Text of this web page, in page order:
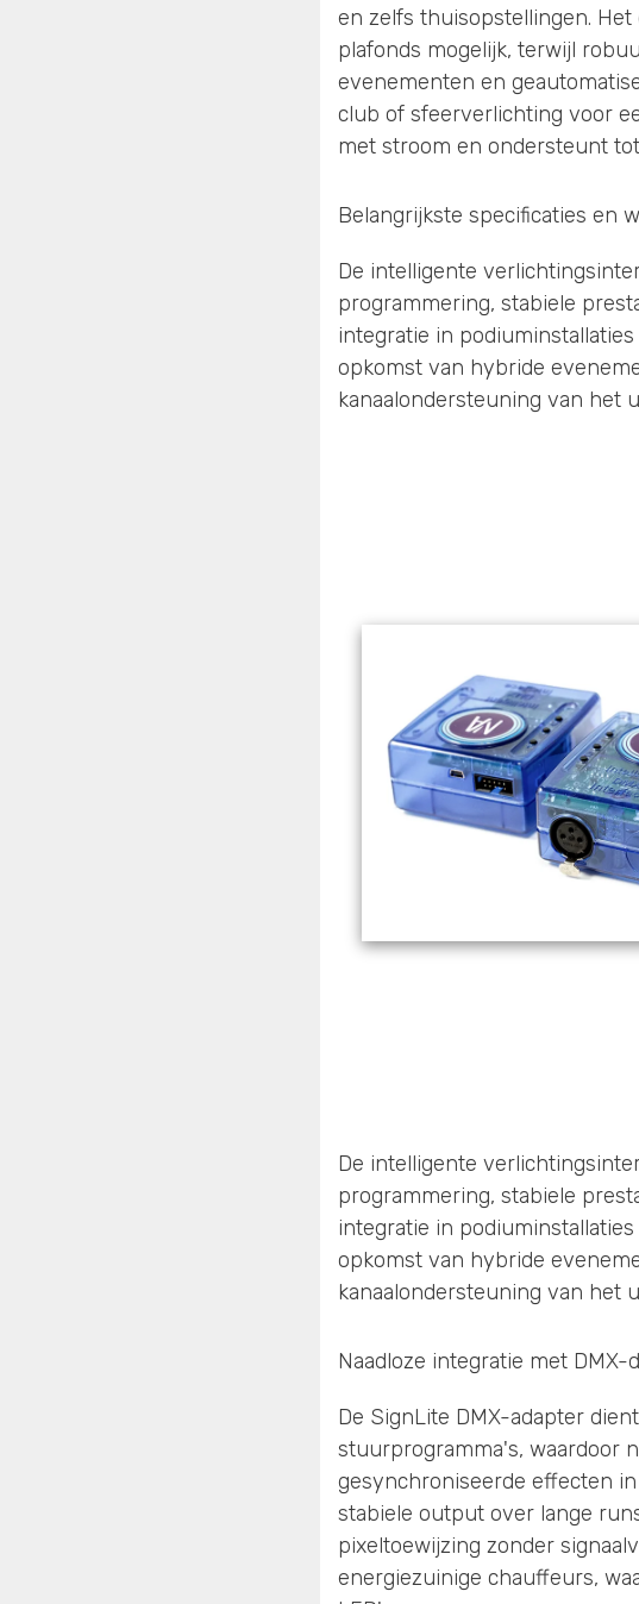
en zelfs thuisopstellingen.
plafonds mogelijk, terwijl
evenementen en
club of sfeerverlichting voor
met stroom en ondersteunt
Belangrijkste specificaties en
De intelligente
programmering, stabiele
integratie in
opkomst van hybride
kanaalondersteuning van het
De intelligente
programmering, stabiele
integratie in
opkomst van hybride
kanaalondersteuning van het
Naadloze integratie met
De SignLite DMX-adapter
stuurprogramma's, waardoor
gesynchroniseerde effecten
stabiele output over lange
pixeltoewijzing zonder
energiezuinige chauffeurs,